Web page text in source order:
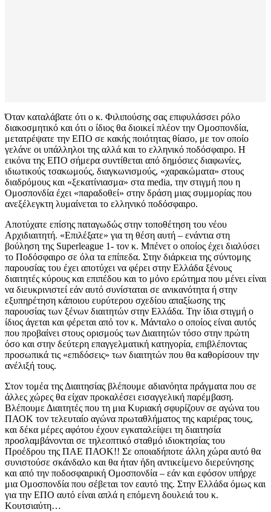
Όταν καταλάβατε ότι ο κ. Φιλιπούσης σας επιφυλάσσει ρόλο
διακοσμητικό και ότι ο ίδιος θα διοικεί πλέον την Ομοσπονδία,
μετατρέψατε την ΕΠΟ σε κακής ποιότητας θίασο, με τον οποίο
γελάνε οι υπάλληλοι της αλλά και το ελληνικό ποδόσφαιρο. H
εικόνα της ΕΠΟ σήμερα συντίθεται από δημόσιες διαφωνίες,
ιδιωτικούς τσακωμούς, διαγκωνισμούς, «χαρακώματα» στους
διαδρόμους και «ξεκατίνιασμα» στα media, την στιγμή που η
Ομοσπονδία έχει «παραδοθεί» στην δράση μιας συμμορίας που
ανεξέλεγκτη λυμαίνεται το ελληνικό ποδόσφαιρο.
Αποτύχατε επίσης παταγωδώς στην τοποθέτηση του νέου
Αρχιδιαιτητή. «Επιλέξατε» για τη θέση αυτή – ενάντια στη
βούληση της Superleague 1- τον κ. Μπένετ ο οποίος έχει διαλύσει
το Ποδόσφαιρο σε όλα τα επίπεδα. Στην διάρκεια της σύντομης
παρουσίας του έχει αποτύχει να φέρει στην Ελλάδα ξένους
διαιτητές κύρους και επιπέδου και το μόνο ερώτημα που μένει είναι
να διευκρινιστεί εάν αυτό συνίσταται σε ανικανότητα ή στην
εξυπηρέτηση κάποιου ευρύτερου σχεδίου απαξίωσης της
παρουσίας των ξένων διαιτητών στην Ελλάδα. Την ίδια στιγμή ο
ίδιος άγεται και φέρεται από τον κ. Μάνταλο ο οποίος είναι αυτός
που προβαίνει στους ορισμούς των Διαιτητών τόσο στην πρώτη
όσο και στην δεύτερη επαγγελματική κατηγορία, επιβλέποντας
προσωπικά τις «επιδόσεις» των διαιτητών που θα καθορίσουν την
ανέλιξή τους.
Στον τομέα της Διαιτησίας βλέπουμε αδιανόητα πράγματα που σε
άλλες χώρες θα είχαν προκαλέσει εισαγγελική παρέμβαση.
Βλέπουμε Διαιτητές που τη μια Κυριακή σφυρίζουν σε αγώνα του
ΠΑΟΚ τον τελευταίο αγώνα πρωταθλήματος της καριέρας τους,
και δέκα μέρες αφότου έχουν εγκαταλείψει τη διαιτησία
προσλαμβάνονται σε τηλεοπτικό σταθμό ιδιοκτησίας του
Προέδρου της ΠΑΕ ΠΑΟΚ!! Σε οποιαδήποτε άλλη χώρα αυτό θα
συνιστούσε σκάνδαλο και θα ήταν ήδη αντικείμενο διερεύνησης
και από την ποδοσφαιρική Ομοσπονδία – εάν και εφόσον υπήρχε
μια Ομοσπονδία που σέβεται τον εαυτό της. Στην Ελλάδα όμως και
για την ΕΠΟ αυτό είναι απλά η επόμενη δουλειά του κ.
Κουτσιαύτη…